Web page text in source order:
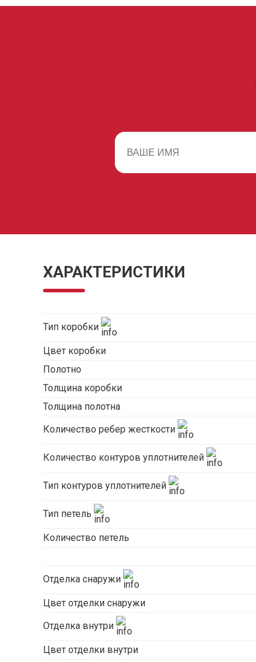
ХАРАКТЕРИСТИКИ
Тип коробки
Цвет коробки
Полотно
Толщина коробки
Толщина полотна
Количество ребер жесткости
Количество контуров уплотнителей
Тип контуров уплотнителей
Тип петель
Количество петель
Отделка снаружи
Цвет отделки снаружи
Отделка внутри
Цвет отделки внутри